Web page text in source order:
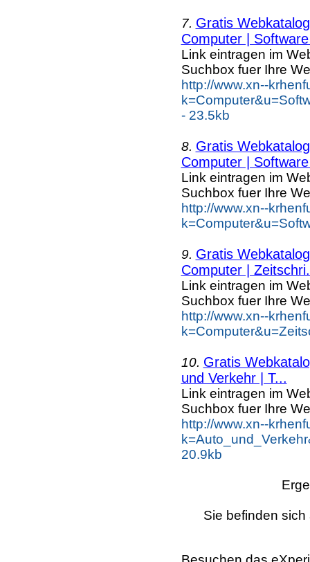
7. Gratis
Computer |
Link eintragen im
Suchbox fuer Ihre
http://www.xn--
- 23.5kb
8. Gratis
Computer |
Link eintragen im
Suchbox fuer Ihre
http://www.xn--
9. Gratis
Computer |
Link eintragen im
Suchbox fuer Ihre
http://www.xn--
10. Gratis
und Verkehr | T...
Link eintragen im
Suchbox fuer Ihre
http://www.xn--
20.9kb
Sie befinden